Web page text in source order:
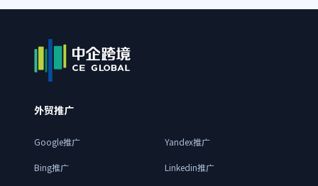
外贸推广
Google推广 Yandex推广
Bing推广 Linkedin推广